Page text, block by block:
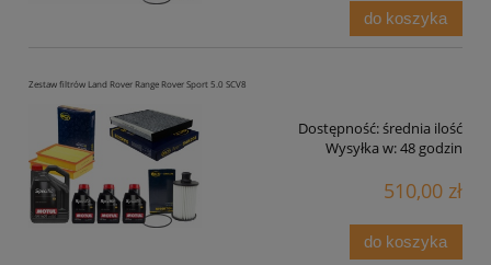
do koszyka
Zestaw filtrów Land Rover Range Rover Sport 5.0 SCV8
Dostępność:średnia ilość
Wysyłka w:48 godzin
510,00 zł
do koszyka